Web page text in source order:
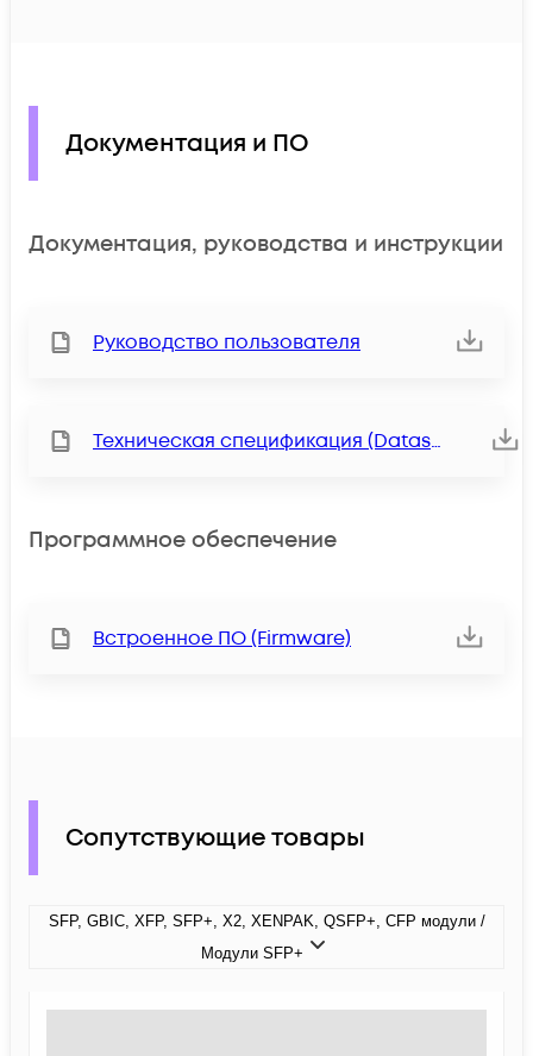
Документация и ПО
Документация, руководства и инструкции
Руководство пользователя
Техническая спецификация (Datasheet)
Программное обеспечение
Встроенное ПО (Firmware)
Сопутствующие товары
SFP, GBIC, XFP, SFP+, X2, XENPAK, QSFP+, CFP модули /
Модули SFP+